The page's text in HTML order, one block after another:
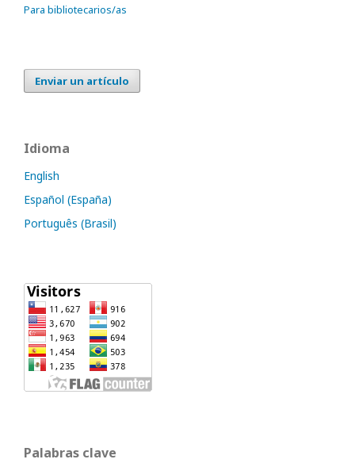
Para bibliotecarios/as
Enviar un artículo
Idioma
English
Español (España)
Português (Brasil)
Palabras clave